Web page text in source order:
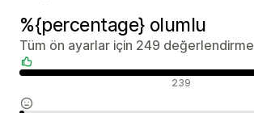
%{percentage} olumlu
Tüm ön ayarlar için 249 değerlendirme
Olumlu değerlendirmeler 239